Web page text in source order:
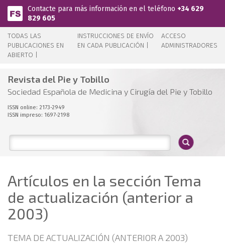
Pasar al contenido principal
Contacte para más información en el teléfono +34 629
829 605
TODAS LAS
PUBLICACIONES EN
ABIERTO |
INSTRUCCIONES DE ENVÍO
EN CADA PUBLICACIÓN |
ACCESO
ADMINISTRADORES
Revista del Pie y Tobillo
Sociedad Española de Medicina y Cirugía del Pie y Tobillo
ISSN online: 2173-2949
ISSN impreso: 1697-2198
Artículos en la sección Tema
de actualización (anterior a
2003)
TEMA DE ACTUALIZACIÓN (ANTERIOR A 2003)